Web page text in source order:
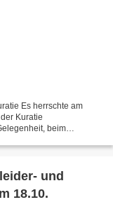
Es herrschte am
Kuratie
beim
und
18.10.